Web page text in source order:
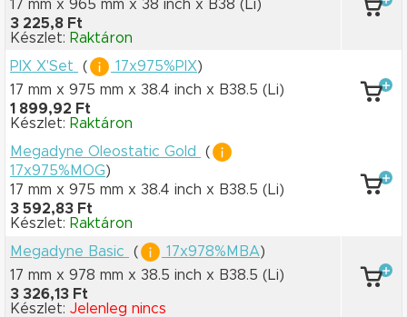
17 mm x 965 mm x 38 inch x B38 (Li)
3 225,8 Ft
Készlet: Raktáron
PIX X'Set
( 17x975%PIX)
17 mm x 975 mm x 38.4 inch x B38.5 (Li)
1 899,92 Ft
Készlet: Raktáron
Megadyne Oleostatic Gold
(
17x975%MOG)
17 mm x 975 mm x 38.4 inch x B38.5 (Li)
3 592,83 Ft
Készlet: Raktáron
Megadyne Basic
( 17x978%MBA)
17 mm x 978 mm x 38.5 inch x B38.5 (Li)
3 326,13 Ft
Készlet: Jelenleg nincs